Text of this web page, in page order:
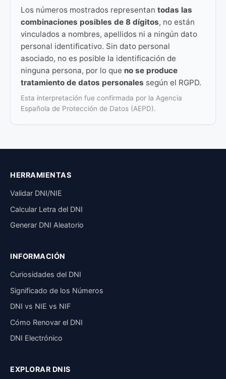
Los números mostrados representan todas las
combinaciones posibles de 8 dígitos, no están
vinculados a nombres, apellidos ni a ningún dato
personal identificativo. Sin dato personal
asociado, no es posible la identificación de
ninguna persona, por lo que no se produce
tratamiento de datos personales según el RGPD.
Esta interpretación fue confirmada por la Agencia
Española de Protección de Datos (AEPD).
HERRAMIENTAS
Validar DNI/NIE
Calcular Letra del DNI
Generar DNI Aleatorio
INFORMACIÓN
Curiosidades del DNI
Significado de los Números
DNI vs NIE vs NIF
Cómo Renovar el DNI
DNI Electrónico
EXPLORAR DNIS